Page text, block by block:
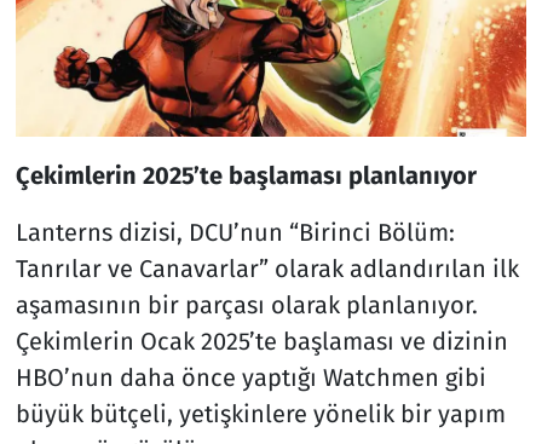
Çekimlerin 2025’te başlaması planlanıyor
Lanterns dizisi, DCU’nun “Birinci Bölüm:
Tanrılar ve Canavarlar” olarak adlandırılan ilk
aşamasının bir parçası olarak planlanıyor.
Çekimlerin Ocak 2025’te başlaması ve dizinin
HBO’nun daha önce yaptığı Watchmen gibi
büyük bütçeli, yetişkinlere yönelik bir yapım